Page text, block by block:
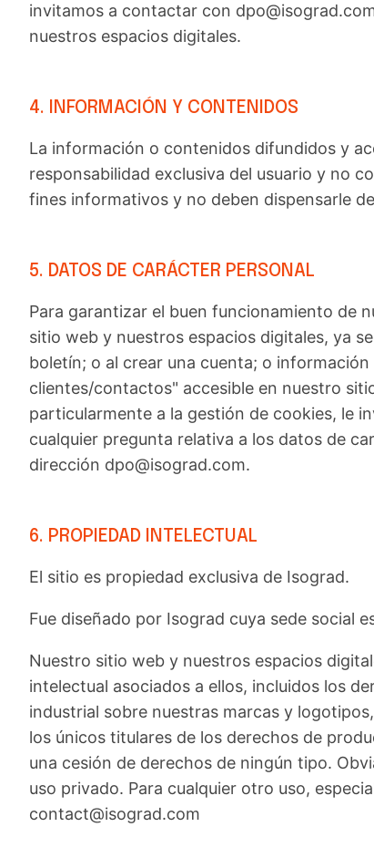
invitamos a contactar con
nuestros espacios digitales.
4. INFORMACIÓN Y CONTENIDOS
La información o contenidos difundidos y
responsabilidad exclusiva del usuario y no
fines informativos y no deben dispensarle
5. DATOS DE CARÁCTER PERSONAL
Para garantizar el buen funcionamiento de
sitio web y nuestros espacios digitales, ya
boletín; o al crear una cuenta; o
clientes/contactos" accesible en nuestro
particularmente a la gestión de cookies, le
cualquier pregunta relativa a los datos de
dirección dpo@isograd.com.
6. PROPIEDAD INTELECTUAL
El sitio es propiedad exclusiva de Isograd.
Fue diseñado por Isograd cuya sede social
Nuestro sitio web y nuestros espacios
intelectual asociados a ellos, incluidos los
industrial sobre nuestras marcas y
los únicos titulares de los derechos de
una cesión de derechos de ningún tipo.
uso privado. Para cualquier otro uso,
contact@isograd.com